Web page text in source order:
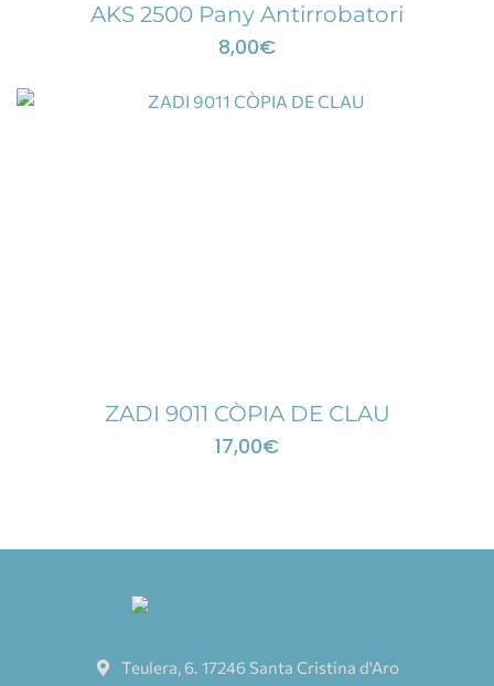
AKS 2500 Pany Antirrobatori
8,00€
ZADI 9011 CÒPIA DE CLAU
17,00€
Teulera, 6. 17246 Santa Cristina d'Aro